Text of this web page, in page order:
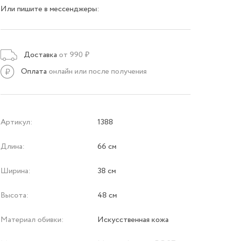
Или пишите в мессенджеры:
Доставка от 990 ₽
Оплата онлайн или после получения
Артикул: 1388
Длина: 66 см
Ширина: 38 см
Высота: 48 см
Материал обивки: Искусственная кожа